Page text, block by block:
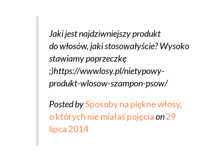
Jaki jest najdziwniejszy produkt
do włosów, jaki stosowałyście? Wysoko
stawiamy poprzeczkę
;)https://wwwlosy.pl/nietypowy-
produkt-wlosow-szampon-psow/
Posted bySposoby na piękne włosy,
o których nie miałaś pojęciaon29
lipca 2014